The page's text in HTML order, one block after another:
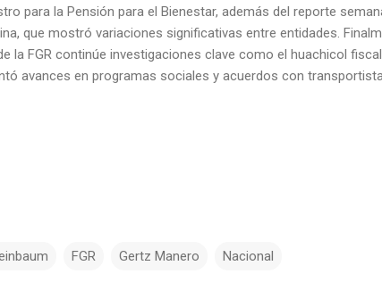
para la Pensión para el Bienestar, además del reporte
que mostró variaciones significativas entre entidades.
la FGR continúe investigaciones clave como el huachicol
avances en programas sociales y acuerdos con
FGR Gertz Manero Nacional